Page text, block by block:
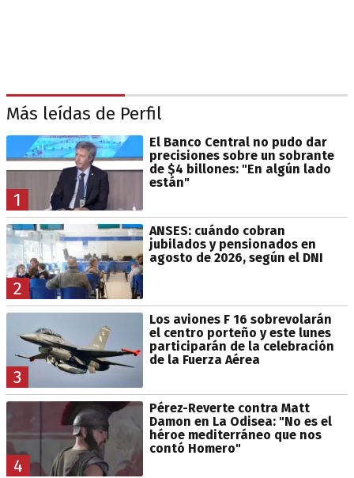
Más leídas de Perfil
1
El Banco Central no pudo dar
precisiones sobre un sobrante
de $4 billones: "En algún lado
están"
2
ANSES: cuándo cobran
jubilados y pensionados en
agosto de 2026, según el DNI
3
Los aviones F 16 sobrevolarán
el centro porteño y este lunes
participarán de la celebración
de la Fuerza Aérea
4
Pérez-Reverte contra Matt
Damon en La Odisea: "No es el
héroe mediterráneo que nos
contó Homero"